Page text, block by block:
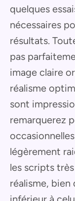
quelques
nécessaires
résultats.
pas
image claire
réalisme
sont
remarquerez
légèrement
les scripts
réalisme,